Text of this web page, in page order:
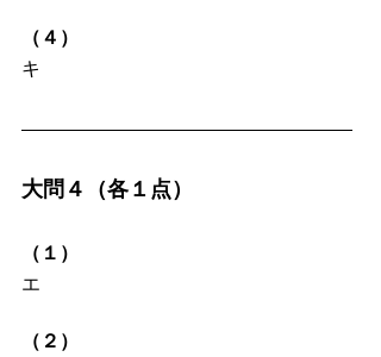
（４）
キ
大問４（各１点）
（１）
エ
（２）